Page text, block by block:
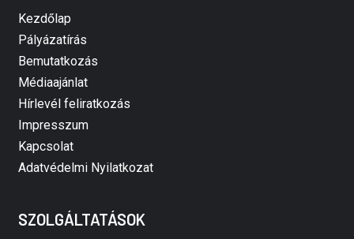
Kezdőlap
Pályázatírás
Bemutatkozás
Médiaajánlat
Hírlevél feliratkozás
Impresszum
Kapcsolat
Adatvédelmi Nyilatkozat
SZOLGÁLTATÁSOK